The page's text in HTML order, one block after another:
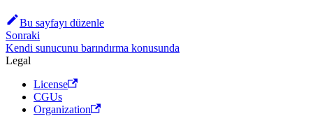
Bu sayfayı düzenle
Sonraki
Kendi sunucunu barındırma konusunda
Legal
License
CGUs
Organization